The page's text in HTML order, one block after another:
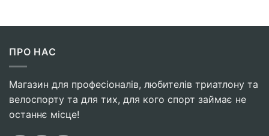
ПРО НАС
Магазин для професіоналів, любителів триатлону та
велоспорту та для тих, для кого спорт займає не
останнє місце!